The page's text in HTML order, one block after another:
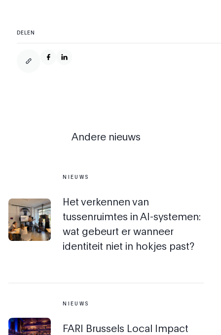
DELEN
Andere nieuws
NIEUWS
Het verkennen van
tussenruimtes in AI-systemen:
wat gebeurt er wanneer
identiteit niet in hokjes past?
NIEUWS
FARI Brussels Local Impact